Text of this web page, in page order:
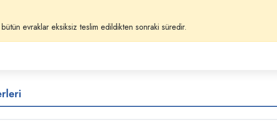
evraklar eksiksiz teslim edildikten sonraki süredir.